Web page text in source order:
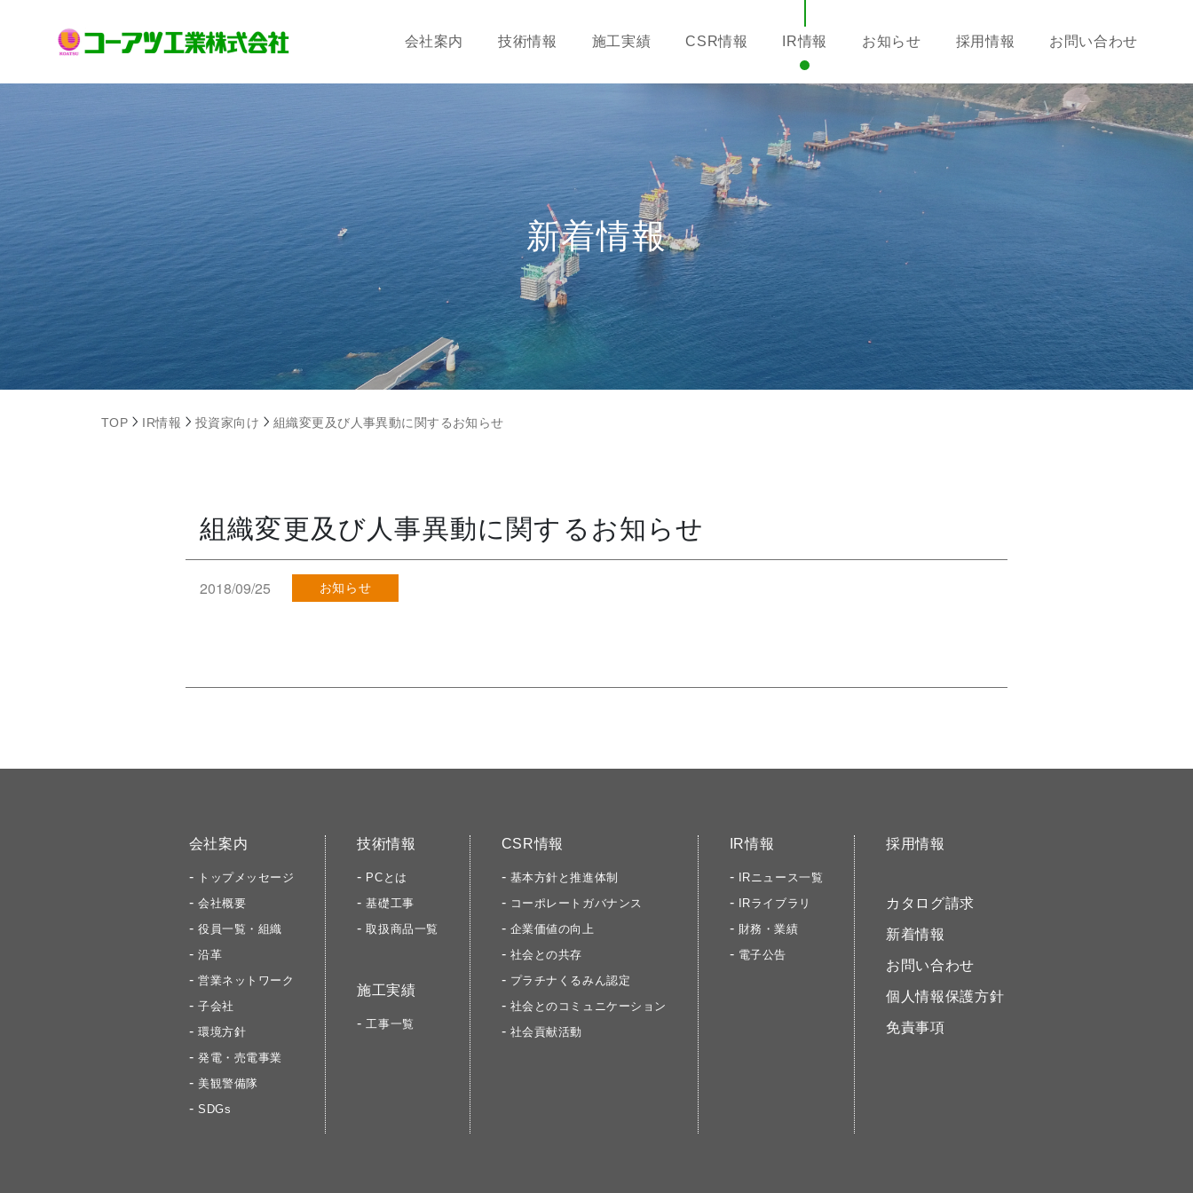
会社案内 技術情報 施工実績 CSR情報 IR情報 お知らせ 採用情報 お問い合わせ
新着情報
TOP IR情報 投資家向け 組織変更及び人事異動に関するお知らせ
組織変更及び人事異動に関するお知らせ
2018/09/25 お知らせ
会社案内
トップメッセージ
会社概要
役員一覧・組織
沿革
営業ネットワーク
子会社
環境方針
発電・売電事業
美観警備隊
SDGs
技術情報
PCとは
基礎工事
取扱商品一覧
施工実績
工事一覧
CSR情報
基本方針と推進体制
コーポレートガバナンス
企業価値の向上
社会との共存
プラチナくるみん認定
社会とのコミュニケーション
社会貢献活動
IR情報
IRニュース一覧
IRライブラリ
財務・業績
電子公告
採用情報
カタログ請求
新着情報
お問い合わせ
個人情報保護方針
免責事項